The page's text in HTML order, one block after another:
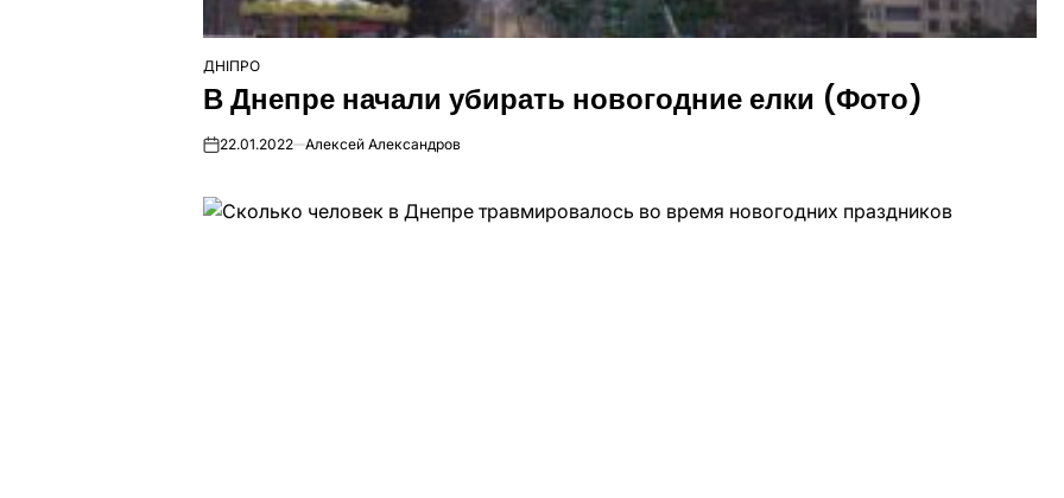
ОПУБЛІКУВАТИ
У
ДНІПРО
В Днепре начали убирать новогодние елки (Фото)
on22.01.2022 Алексей Александров